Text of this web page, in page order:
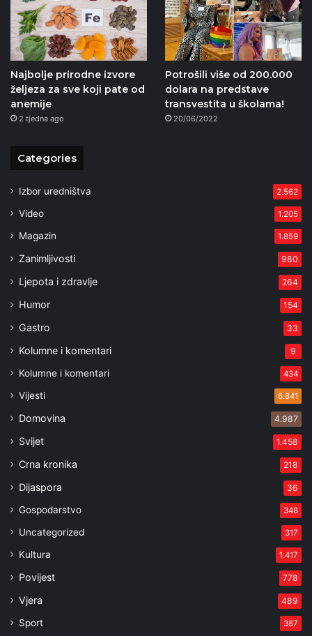
Najbolje prirodne izvore
željeza za sve koji pate od
anemije
2 tjedna ago
Potrošili više od 200.000
dolara na predstave
transvestita u školama!
20/06/2022
Categories
Izbor uredništva 2.562
Video 1.205
Magazin 1.859
Zanimljivosti 980
Ljepota i zdravlje 264
Humor 154
Gastro 33
Kolumne i komentari 9
Kolumne i komentari 434
Vijesti 6.841
Domovina 4.987
Svijet 1.458
Crna kronika 218
Dijaspora 36
Gospodarstvo 348
Uncategorized 317
Kultura 1.417
Povijest 778
Vjera 489
Sport 387